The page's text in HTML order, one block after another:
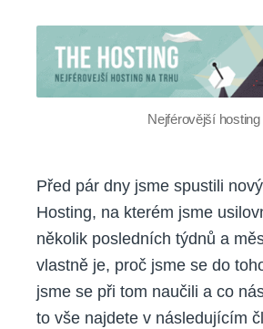
náš
nový
The
Hosting
Nejférovější hosting
Před pár dny jsme spustili
Hosting, na kterém jsme
několik posledních týdnů a
vlastně je, proč jsme se do
jsme se při tom naučili a co
to vše najdete v následujícím